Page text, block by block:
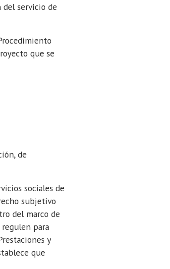
servicio de
que se
de
sociales de
subjetivo
del marco de
para
y
que